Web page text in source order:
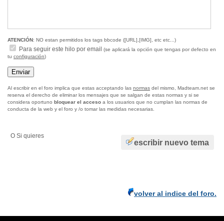
ATENCIÓN: NO estan permitidos los tags bbcode ([URL],[IMG], etc etc...)
Para seguir este hilo por email
(se aplicará la opción que tengas por defecto en
tu configuración)
Al escribir en el foro implica que estas acceptando las normas del mismo, Madteam.net se
reserva el derecho de eliminar los mensajes que se salgan de estas normas y si se
considera oportuno bloquear el acceso a los usuarios que no cumplan las normas de
conducta de la web y el foro y /o tomar las medidas necesarias.
escribir nuevo tema
O Si quieres
volver al indice del foro.